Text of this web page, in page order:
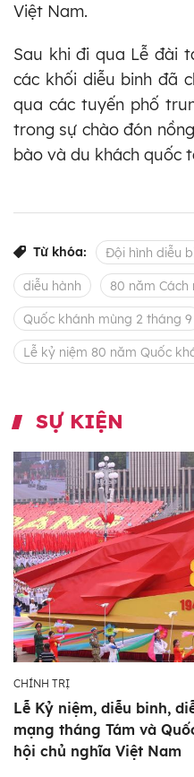
Việt Nam.
Sau khi đi qua Lễ đài
các khối diễu binh đã
qua các tuyến phố
trong sự chào đón
bào và du khách quốc
Từ khóa: Đội hình diễu
diễu hành 80 năm Cách
Quốc khánh mùng 2 tháng 9
Lễ kỷ niệm 80 năm Quốc
SỰ KIỆN
CHÍNH TRỊ
Lễ Kỷ niệm, diễu binh,
mạng tháng Tám và
hội chủ nghĩa Việt Nam